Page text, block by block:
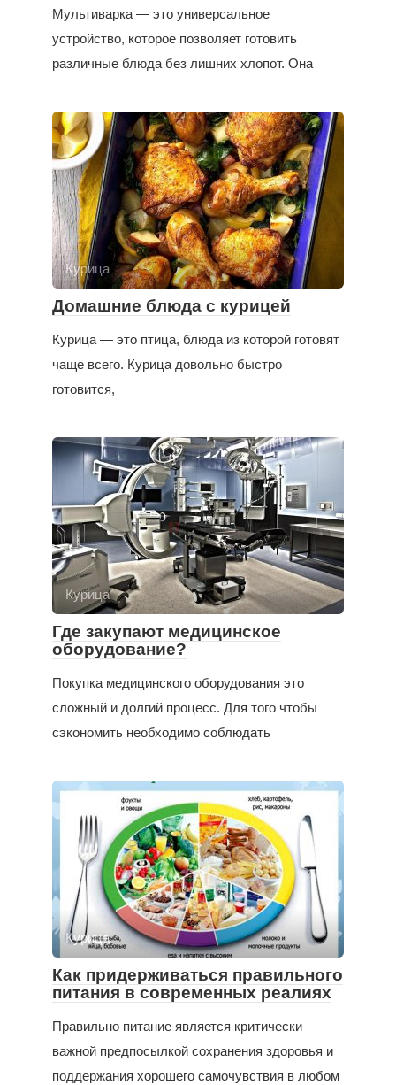
Мультиварка — это универсальное
устройство, которое позволяет готовить
различные блюда без лишних хлопот. Она
Курица
Домашние блюда с курицей
Курица — это птица, блюда из которой готовят
чаще всего. Курица довольно быстро
готовится,
Курица
Где закупают медицинское
оборудование?
Покупка медицинского оборудования это
сложный и долгий процесс. Для того чтобы
сэкономить необходимо соблюдать
Курица
Как придерживаться правильного
питания в современных реалиях
Правильно питание является критически
важной предпосылкой сохранения здоровья и
поддержания хорошего самочувствия в любом